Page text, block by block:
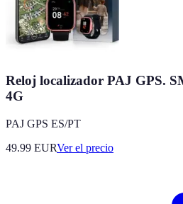
Reloj localizador PAJ GPS.
4G
PAJ GPS ES/PT
49.99 EURVer el precio